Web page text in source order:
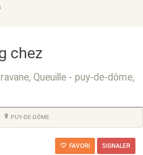
chez
Queuille - puy-de-dôme,
PUY-DE-DÔME
FAVORI SIGNALER